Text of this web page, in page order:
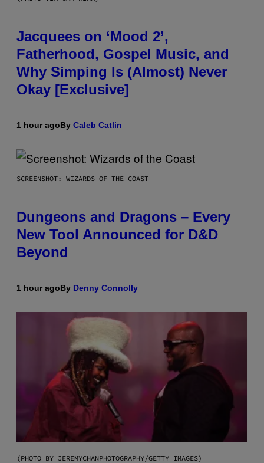
Jacquees on ‘Mood 2’,
Fatherhood, Gospel Music, and
Why Simping Is (Almost) Never
Okay [Exclusive]
1 hour agoBy Caleb Catlin
SCREENSHOT: WIZARDS OF THE COAST
Dungeons and Dragons – Every
New Tool Announced for D&D
Beyond
1 hour agoBy Denny Connolly
(PHOTO BY JEREMYCHANPHOTOGRAPHY/GETTY IMAGES)